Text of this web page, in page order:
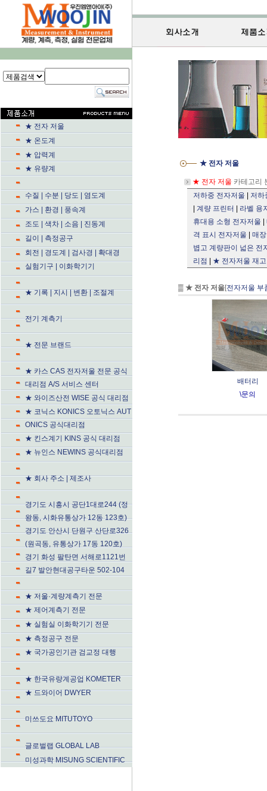
★ 전자 저울
★ 온도계
★ 압력계
★ 유량계
수질 | 수분 | 당도 | 염도계
가스 | 환경 | 풍속계
조도 | 색차 | 소음 | 진동계
길이 | 측정공구
회전 | 경도계 | 검사경 | 확대경
실험기구 | 이화학기기
★ 기록 | 지시 | 변환 | 조절계
전기 계측기
★ 전문 브랜드
★ 카스 CAS 전자저울 전문 공식
대리점 A/S 서비스 센터
★ 와이즈산전 WISE 공식 대리점
★ 코닉스 KONICS 오토닉스 AUT
ONICS 공식대리점
★ 킨스계기 KINS 공식 대리점
★ 뉴인스 NEWINS 공식대리점
★ 회사 주소 | 제조사
경기도 시흥시 공단1대로244 (정
왕동, 시화유통상가 12동 123호)
경기도 안산시 단원구 산단로326
(원곡동, 유통상가 17동 120호)
경기 화성 팔탄면 서해로1121번
길7 발안현대공구타운 502-104
★ 저울·계량계측기 전문
★ 제어계측기 전문
★ 실험실 이화학기기 전문
★ 측정공구 전문
★ 국가공인기관 검교정 대행
★ 한국유량계공업 KOMETER
★ 드와이어 DWYER
미쓰도요 MITUTOYO
글로벌랩 GLOBAL LAB
미성과학 MISUNG SCIENTIFIC
★ 전자 저울
★ 전자 저울 카테고리
저하중 전자저울
저하
계량 프린터
라벨 용
휴대용 소형 전자저울
격 표시 전자저울
매
볍고 계량판이 넓은 전
리점
★ 전자저울 재고
▒ ★ 전자 저울[전자저울 부
배터리
\문의